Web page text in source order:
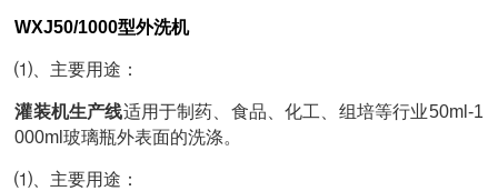
WXJ50/1000型外洗机
⑴、主要用途：
灌装机生产线适用于制药、食品、化工、组培等行业50ml-1
000ml玻璃瓶外表面的洗涤。
⑴、主要用途：